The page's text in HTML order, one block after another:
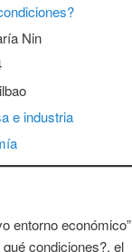
Nin
e industria
entorno económico”
condiciones?, el